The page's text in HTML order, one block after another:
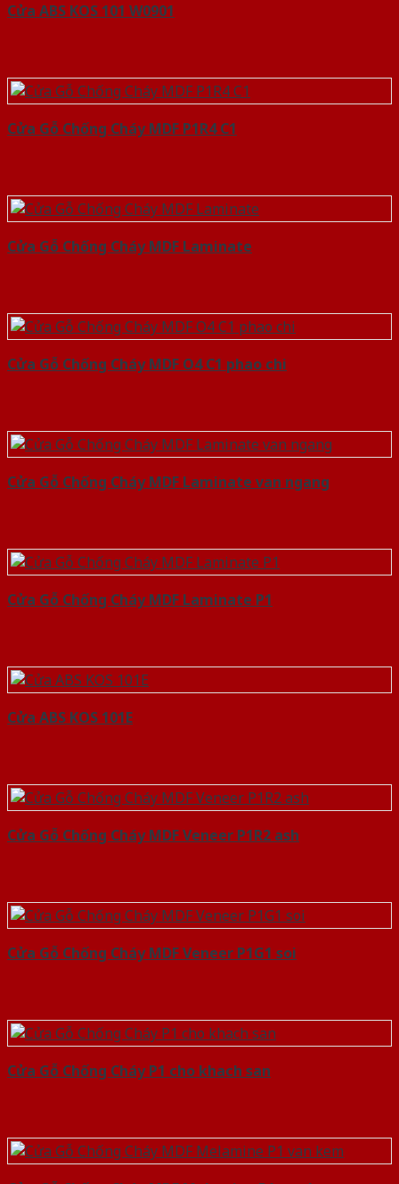
Cửa ABS KOS 101 W0901
Cửa Gỗ Chống Cháy MDF P1R4 C1
Cửa Gỗ Chống Cháy MDF Laminate
Cửa Gỗ Chống Cháy MDF O4 C1 phao chi
Cửa Gỗ Chống Cháy MDF Laminate van ngang
Cửa Gỗ Chống Cháy MDF Laminate P1
Cửa ABS KOS 101E
Cửa Gỗ Chống Cháy MDF Veneer P1R2 ash
Cửa Gỗ Chống Cháy MDF Veneer P1G1 soi
Cửa Gỗ Chống Cháy P1 cho khach san